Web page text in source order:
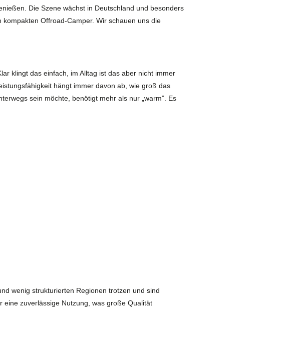
Die Szene wächst in Deutschland und besonders
Offroad-Camper. Wir schauen uns die
klingt das einfach, im Alltag ist das aber nicht immer
hängt immer davon ab, wie groß das
sein möchte, benötigt mehr als nur „warm”. Es
wenig strukturierten Regionen trotzen und sind
eine zuverlässige Nutzung, was große Qualität